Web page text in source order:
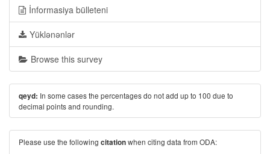
İnformasiya bülleteni
Yüklənənlər
Browse this survey
qeyd: In some cases the percentages do not add up to 100 due to
decimal points and rounding.
Please use the following citationwhen citing data from ODA: